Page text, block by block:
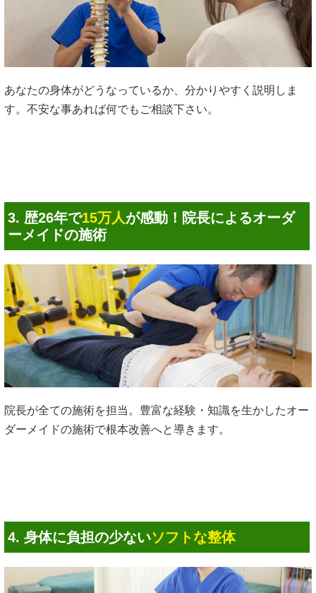
あなたの身体がどうなっているか、分かりやすく説明しま
す。不安な事あれば何でもご相談下さい。
3. 歴26年で15万人が感動！院長によるオーダ
ーメイドの施術
院長が全ての施術を担当。豊富な経験・知識を生かしたオー
ダーメイドの施術で根本改善へと導きます。
4. 身体に負担の少ないソフトな整体